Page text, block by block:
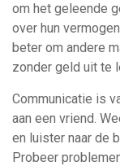
om het geleende
over hun
beter om andere
zonder geld uit te
Communicatie is
aan een vriend.
en luister naar de
Probeer